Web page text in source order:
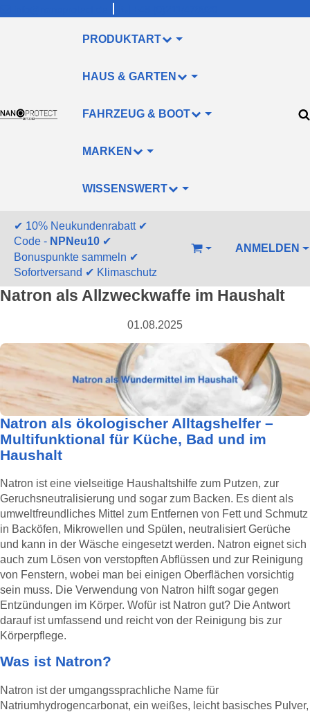
PRODUKTART
HAUS & GARTEN
FAHRZEUG & BOOT
MARKEN
WISSENSWERT
✔ 10% Neukundenrabatt✔
Code - NPNeu10 ✔
Bonuspunkte sammeln ✔
Sofortversand ✔ Klimaschutz
WARENKORBANMELDEN
Natron als Allzweckwaffe im Haushalt
01.08.2025
Natron als ökologischer Alltagshelfer –
Multifunktional für Küche, Bad und im
Haushalt
Natron ist eine vielseitige Haushaltshilfe zum Putzen, zur
Geruchsneutralisierung und sogar zum Backen. Es dient als
umweltfreundliches Mittel zum Entfernen von Fett und Schmutz
in Backöfen, Mikrowellen und Spülen, neutralisiert Gerüche
und kann in der Wäsche eingesetzt werden. Natron eignet sich
auch zum Lösen von verstopften Abflüssen und zur Reinigung
von Fenstern, wobei man bei einigen Oberflächen vorsichtig
sein muss. Die Verwendung von Natron hilft sogar gegen
Entzündungen im Körper. Wofür ist Natron gut? Die Antwort
darauf ist umfassend und reicht von der Reinigung bis zur
Körperpflege.
Was ist Natron?
Natron ist der umgangssprachliche Name für
Natriumhydrogencarbonat, ein weißes, leicht basisches Pulver,